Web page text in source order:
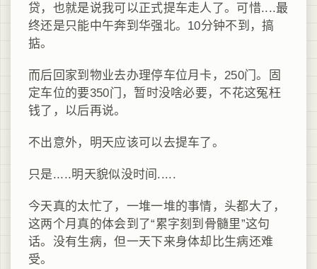
贷，也就是说我可以正式提车走人了。可惜....最
终还是只能中午奔到华强北。10分钟不到，搞
掂。
而后回家到物业去办理停车位月卡，250门。固
定车位的要350门，暂时没啥必要，不花这冤枉
钱了，以后再说。
不出意外，明天应该可以去提车了。
只是.....明天貌似没时间.....
今天真的太忙了，一堆一堆的事情，头都大了，
这两个月真的体会到了“累字刻到骨髓里”这句
话。没有生病，但一天下来身体却比生病还难
受。